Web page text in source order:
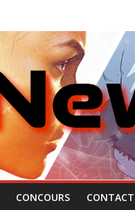
CONCOURS CONTACT